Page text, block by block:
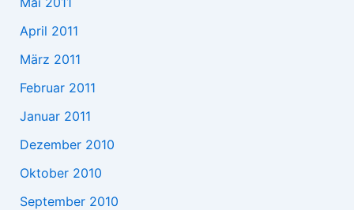
April 2011
März 2011
Februar 2011
Januar 2011
Dezember 2010
Oktober 2010
September 2010